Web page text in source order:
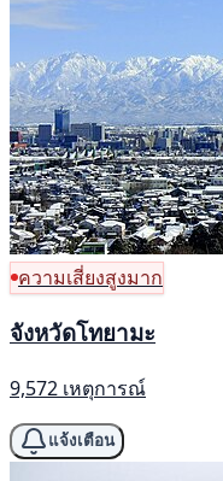
ความเสี่ยงสูงมาก
จังหวัดโทยามะ
9,572 เหตุการณ์
แจ้งเตือน